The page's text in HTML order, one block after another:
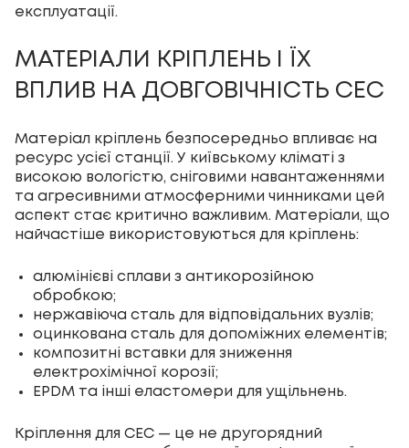
експлуатації.
МАТЕРІАЛИ КРІПЛЕНЬ І ЇХ
ВПЛИВ НА ДОВГОВІЧНІСТЬ СЕС
Матеріал кріплень безпосередньо впливає на
ресурс усієї станції. У київському кліматі з
високою вологістю, сніговими навантаженнями
та агресивними атмосферними чинниками цей
аспект стає критично важливим. Матеріали, що
найчастіше використовуються для кріплень:
алюмінієві сплави з антикорозійною
обробкою;
нержавіюча сталь для відповідальних вузлів;
оцинкована сталь для допоміжних елементів;
композитні вставки для зниження
електрохімічної корозії;
EPDM та інші еластомери для ущільнень.
Кріплення для СЕС — це не другорядний